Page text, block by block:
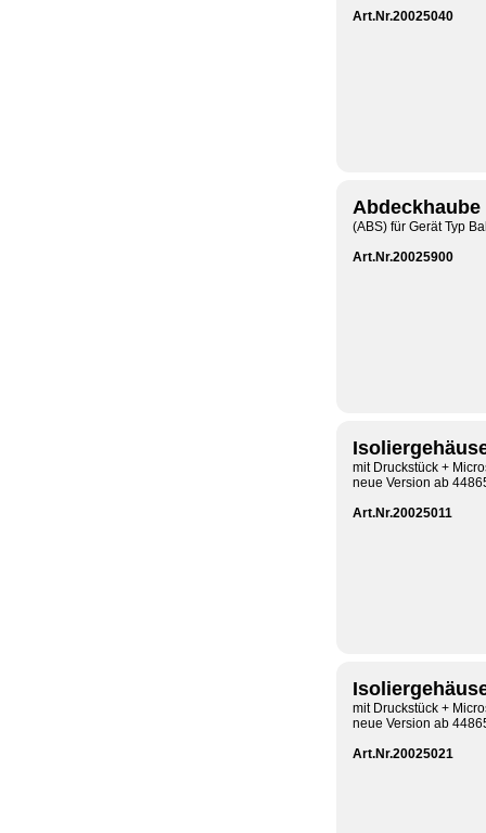
Art.Nr.20025040
(ABS) für Gerät Typ
Art.Nr.20025900
mit Druckstück +
neue Version ab
Art.Nr.20025011
mit Druckstück +
neue Version ab
Art.Nr.20025021